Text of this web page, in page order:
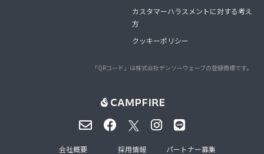
カスタマーハラスメントに対する考え
方
クッキーポリシー
「QRコード」は株式会社デンソーウェーブの登録商標です。
会社概要 採用情報 パートナー募集